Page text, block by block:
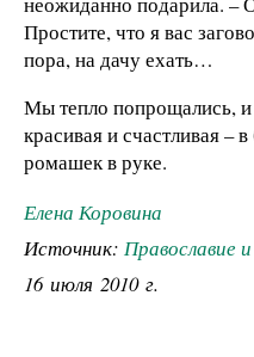
Простите, что я вас
пора, на дачу ехать…
Мы тепло попрощались,
красивая и счастливая –
ромашек в руке.
Елена Коровина
Источник: Православие
16 июля 2010 г.